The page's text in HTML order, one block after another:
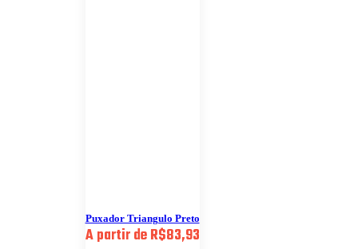
Puxador Triangulo Preto
A partir deR$83,93